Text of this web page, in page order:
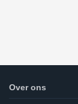
Over ons